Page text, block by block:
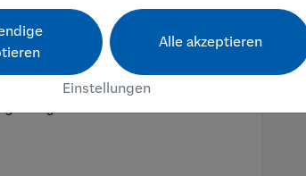
Alle akzeptieren
Einstellungen
Geflüchtete aus Königstein und
Sprachschulung hinaus. Sie
in der Schule, Praktikums-
Unterstützung beim
in regionale Vereine.